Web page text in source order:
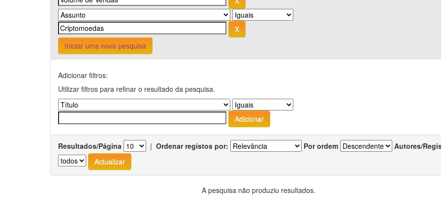
Iniciar uma nova pesquisa
Adicionar filtros:
Utilizar filtros para refinar o resultado da pesquisa.
Resultados/Página | Ordenar registos por: Por ordem Autores/
A pesquisa não produziu resultados.